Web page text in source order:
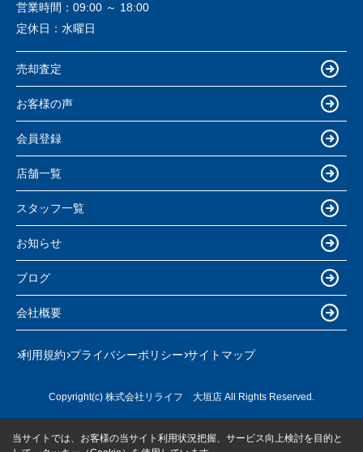
営業時間： 09:00 ～ 18:00
定休日： 水曜日
売却査定
お客様の声
会員登録
店舗一覧
スタッフ一覧
お知らせ
ブログ
会社概要
利用規約 プライバシーポリシー サイトマップ
Copyright(c) 株式会社リライフ 大垣店 All Rights Reserved.
当サイトでは、お客様の当サイト利用状況把握、サービス向上検討を目的と